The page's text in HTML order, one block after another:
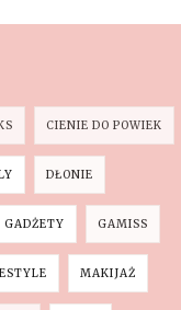
CIENIE DO POWIEK
DŁONIE
GADŻETY GAMISS
MAKIJAŻ